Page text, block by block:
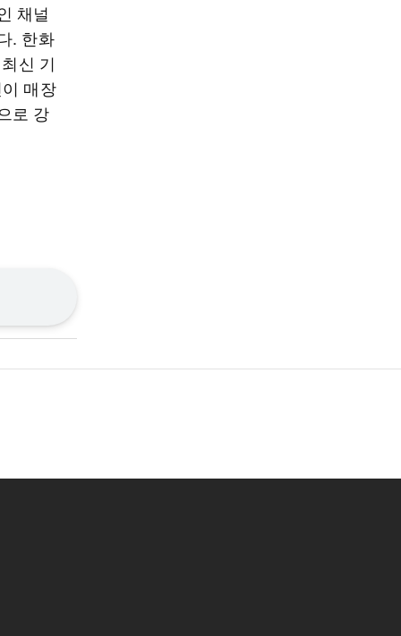
채널
. 한화
신 기
매장
로 강